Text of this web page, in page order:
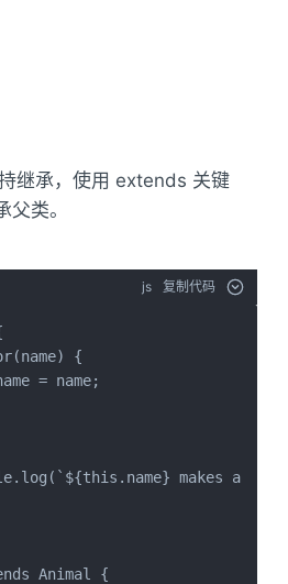
继承，使用 extends 关键
类。
js 复制代码
{
= name;
makes a
Animal {